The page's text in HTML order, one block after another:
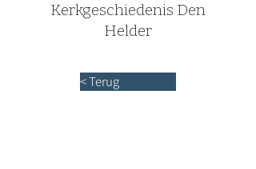
Kerkgeschiedenis Den
Helder
< Terug